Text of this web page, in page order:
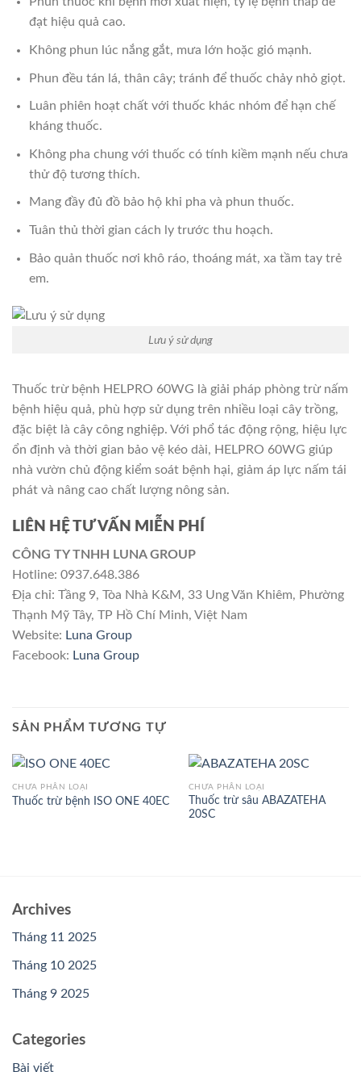
đạt hiệu quả cao.
Không phun lúc nắng gắt, mưa lớn hoặc gió mạnh.
Phun đều tán lá, thân cây; tránh để thuốc chảy nhỏ giọt.
Luân phiên hoạt chất với thuốc khác nhóm để hạn chế
kháng thuốc.
Không pha chung với thuốc có tính kiềm mạnh nếu chưa
thử độ tương thích.
Mang đầy đủ đồ bảo hộ khi pha và phun thuốc.
Tuân thủ thời gian cách ly trước thu hoạch.
Bảo quản thuốc nơi khô ráo, thoáng mát, xa tầm tay trẻ
em.
Lưu ý sử dụng
Thuốc trừ bệnh HELPRO 60WG là giải pháp phòng trừ nấm
bệnh hiệu quả, phù hợp sử dụng trên nhiều loại cây trồng,
đặc biệt là cây công nghiệp. Với phổ tác động rộng, hiệu lực
ổn định và thời gian bảo vệ kéo dài, HELPRO 60WG giúp
nhà vườn chủ động kiểm soát bệnh hại, giảm áp lực nấm tái
phát và nâng cao chất lượng nông sản.
LIÊN HỆ TƯ VẤN MIỄN PHÍ
CÔNG TY TNHH LUNA GROUP
Hotline: 0937.648.386
Địa chỉ: Tầng 9, Tòa Nhà K&M, 33 Ung Văn Khiêm, Phường
Thạnh Mỹ Tây, TP Hồ Chí Minh, Việt Nam
Website: Luna Group
Facebook: Luna Group
SẢN PHẨM TƯƠNG TỰ
CHƯA PHÂN LOẠI
Thuốc trừ bệnh ISO ONE 40EC
CHƯA PHÂN LOẠI
Thuốc trừ sâu ABAZATEHA
20SC
Archives
Tháng 11 2025
Tháng 10 2025
Tháng 9 2025
Categories
Bài viết